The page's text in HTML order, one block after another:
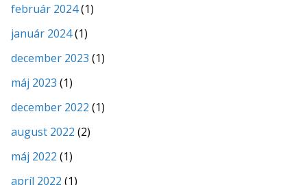
február 2024(1)
január 2024(1)
december 2023 (1)
máj 2023 (1)
december 2022 (1)
august 2022 (2)
máj 2022 (1)
apríl 2022 (1)